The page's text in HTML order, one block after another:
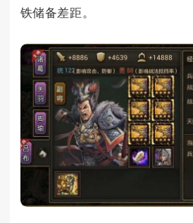
铁储备差距。